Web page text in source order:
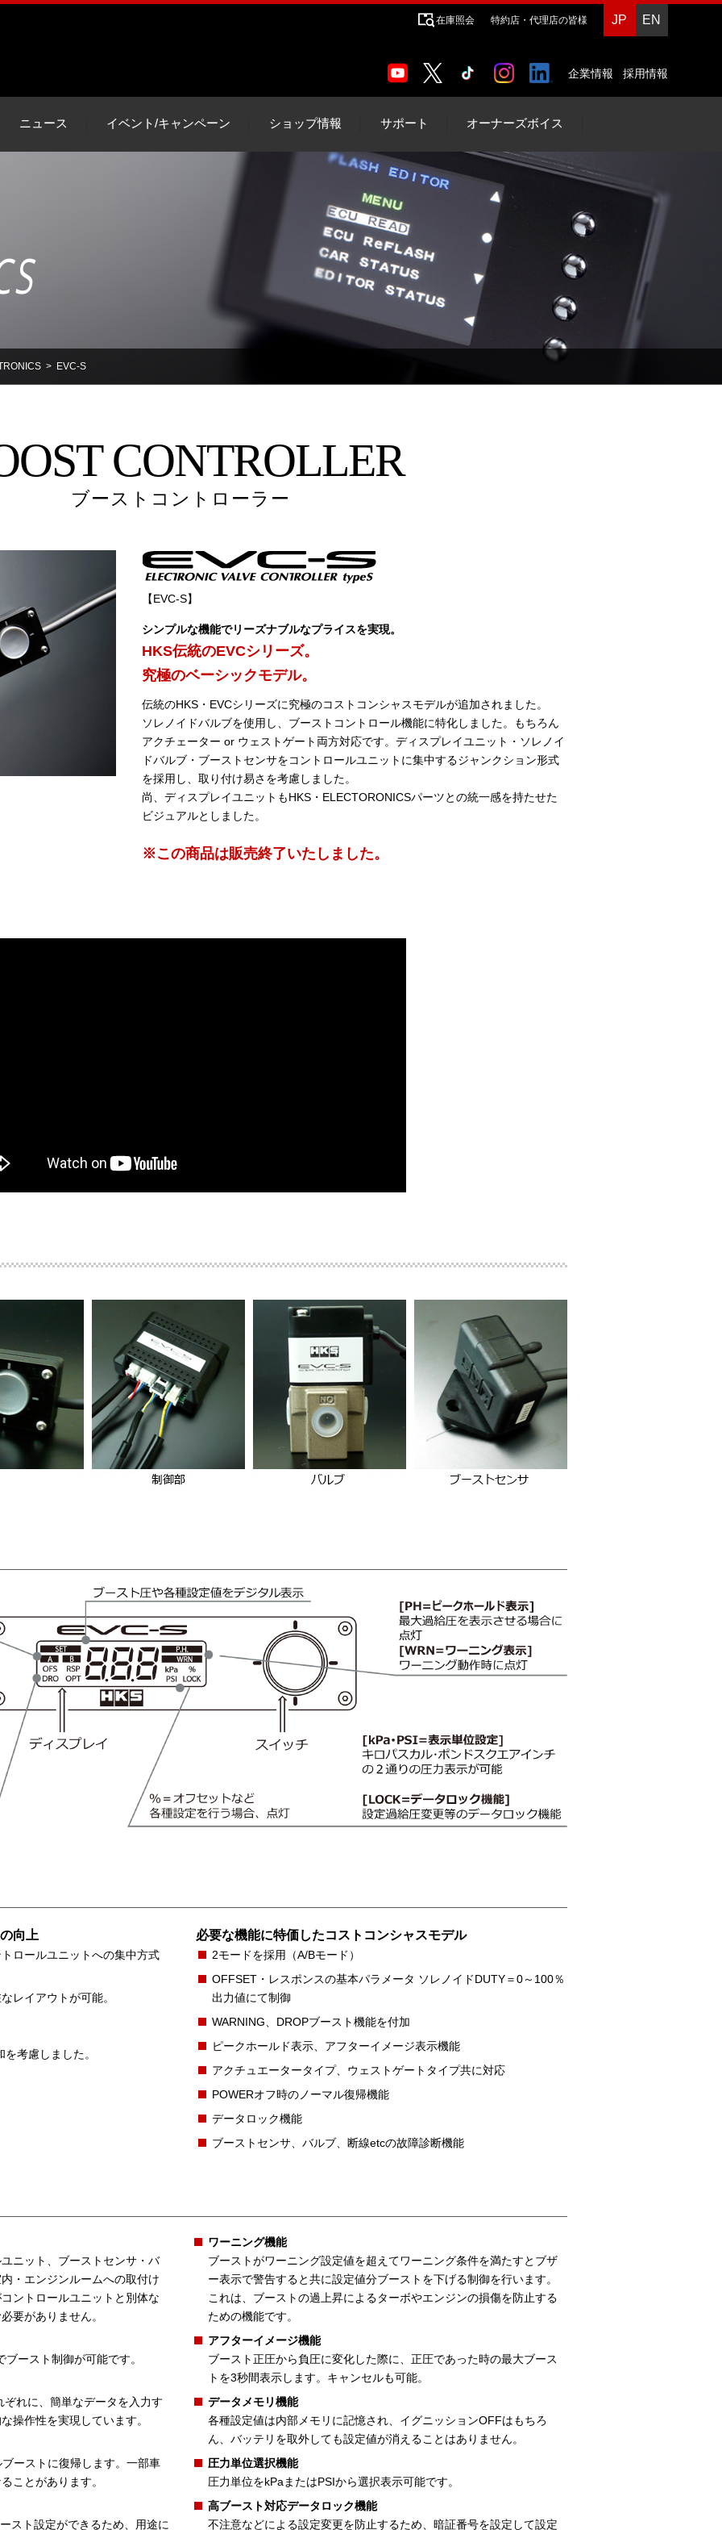
企業情報 採用情報
在庫照会 特約店・代理店の皆様 JP EN
ニュース イベント/キャンペーン ショップ情報 サポート オーナーズボイス
> EVC-S
CONTROLLER
ブーストコントローラー
【EVC-S】
シンプルな機能でリーズナブルなプライスを実現。
HKS伝統のEVCシリーズ。
究極のベーシックモデル。
伝統のHKS・EVCシリーズに究極のコストコンシャスモデルが追加されました。
ソレノイドバルブを使用し、ブーストコントロール機能に特化しました。もちろん
アクチェーター or ウェストゲート両方対応です。ディスプレイユニット・ソレノイ
ドバルブ・ブーストセンサをコントロールユニットに集中するジャンクション形式
を採用し、取り付け易さを考慮しました。
尚、ディスプレイユニットもHKS・ELECTORONICSパーツとの統一感を持たせた
ビジュアルとしました。
※この商品は販売終了いたしました。
向上
ロールユニットへの集中方式
レイアウトが可能。
考慮しました。
必要な機能に特価したコストコンシャスモデル
2モードを採用（A/Bモード）
OFFSET・レスポンスの基本パラメータ ソレノイドDUTY＝0～100％
出力値にて制御
WARNING、DROPブースト機能を付加
ピークホールド表示、アフターイメージ表示機能
アクチュエータータイプ、ウェストゲートタイプ共に対応
POWERオフ時のノーマル復帰機能
データロック機能
ブーストセンサ、バルブ、断線etcの故障診断機能
ニット、ブーストセンサ・バ
・エンジンルームへの取付け
ントロールユニットと別体な
要がありません。
ースト制御が可能です。
れに、簡単なデータを入力す
操作性を実現しています。
ーストに復帰します。一部車
ことがあります。
スト設定ができるため、用途に
ワーニング機能
ブーストがワーニング設定値を超えてワーニング条件を満たすとブザ
ー表示で警告すると共に設定値分ブーストを下げる制御を行います。
これは、ブーストの過上昇によるターボやエンジンの損傷を防止する
ための機能です。
アフターイメージ機能
ブースト正圧から負圧に変化した際に、正圧であった時の最大ブース
トを3秒間表示します。キャンセルも可能。
データメモリ機能
各種設定値は内部メモリに記憶され、イグニッションOFFはもちろ
ん、バッテリを取外しても設定値が消えることはありません。
圧力単位選択機能
圧力単位をkPaまたはPSIから選択表示可能です。
高ブースト対応データロック機能
不注意などによる設定変更を防止するため、暗証番号を設定して設定